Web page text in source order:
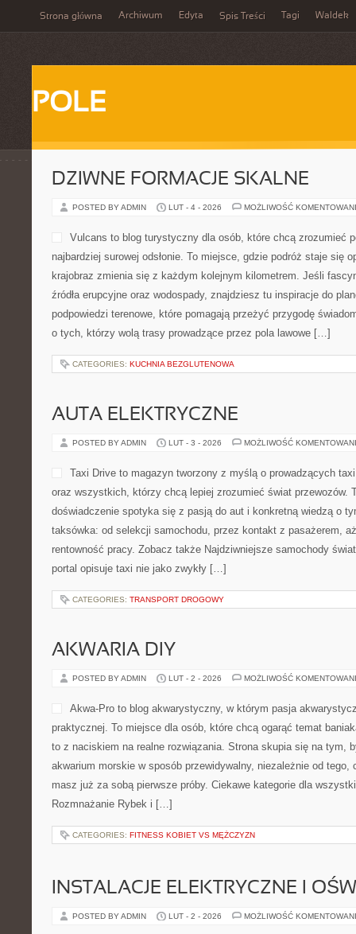
Strona główna Archiwum Edyta Spis Treści Tagi Waldek
POLE
DZIWNE FORMACJE SKALNE
POSTED BY ADMIN LUT - 4 - 2026 MOŻLIWOŚĆ
Vulcans to blog turystyczny dla osób, które chcą zrozumieć
najbardziej surowej odsłonie. To miejsce, gdzie podróż staje się
krajobraz zmienia się z każdym kolejnym kilometrem. Jeśli
źródła erupcyjne oraz wodospady, znajdziesz tu inspiracje do
podpowiedzi terenowe, które pomagają przeżyć przygodę
o tych, którzy wolą trasy prowadzące przez pola lawowe […]
CATEGORIES: KUCHNIA BEZGLUTENOWA
AUTA ELEKTRYCZNE
POSTED BY ADMIN LUT - 3 - 2026 MOŻLIWOŚĆ
Taxi Drive to magazyn tworzony z myślą o prowadzących
oraz wszystkich, którzy chcą lepiej zrozumieć świat przewozów.
doświadczenie spotyka się z pasją do aut i konkretną wiedzą o
taksówka: od selekcji samochodu, przez kontakt z pasażerem,
rentowność pracy. Zobacz także Najdziwniejsze samochody
portal opisuje taxi nie jako zwykły […]
CATEGORIES: TRANSPORT DROGOWY
AKWARIA DIY
POSTED BY ADMIN LUT - 2 - 2026 MOŻLIWOŚĆ
Akwa-Pro to blog akwarystyczny, w którym pasja
praktycznej. To miejsce dla osób, które chcą ogarąć temat
to z naciskiem na realne rozwiązania. Strona skupia się na tym,
akwarium morskie w sposób przewidywalny, niezależnie od
masz już za sobą pierwsze próby. Ciekawe kategorie dla
Rozmnażanie Rybek i […]
CATEGORIES: FITNESS KOBIET VS MĘŻCZYZN
INSTALACJE ELEKTRYCZNE I
POSTED BY ADMIN LUT - 2 - 2026 MOŻLIWOŚĆ